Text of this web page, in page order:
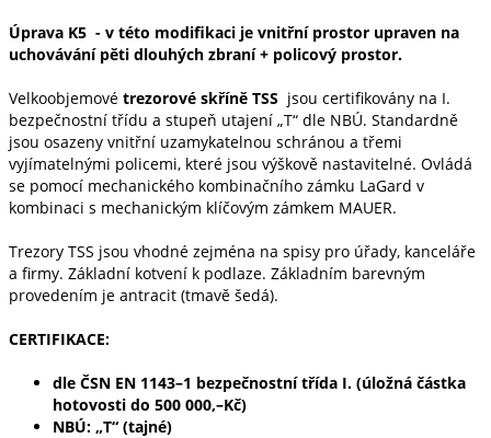
Úprava K5 - v této modifikaci je vnitřní prostor upraven na
uchovávání pěti dlouhých zbraní + policový prostor.
Velkoobjemové trezorové skříně TSS jsou certifikovány na I.
bezpečnostní třídu a stupeň utajení „T“ dle NBÚ. Standardně
jsou osazeny vnitřní uzamykatelnou schránou a třemi
vyjímatelnými policemi, které jsou výškově nastavitelné. Ovládá
se pomocí mechanického kombinačního zámku LaGard v
kombinaci s mechanickým klíčovým zámkem MAUER.
Trezory TSS jsou vhodné zejména na spisy pro úřady, kanceláře
a firmy. Základní kotvení k podlaze. Základním barevným
provedením je antracit (tmavě šedá).
CERTIFIKACE:
dle ČSN EN 1143–1 bezpečnostní třída I. (úložná částka
hotovosti do 500 000,–Kč)
NBÚ: „T“ (tajné)